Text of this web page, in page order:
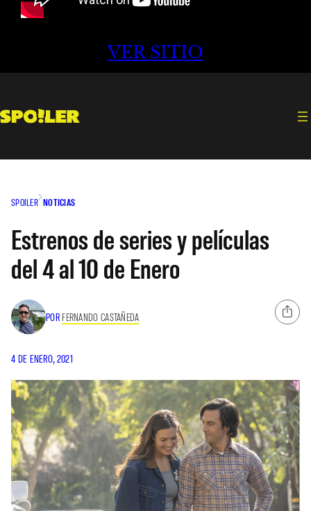
VER SITIO
SPOILER NOTICIAS
Estrenos de series y películas
del 4 al 10 de Enero
POR FERNANDO CASTAÑEDA
4 DE ENERO, 2021